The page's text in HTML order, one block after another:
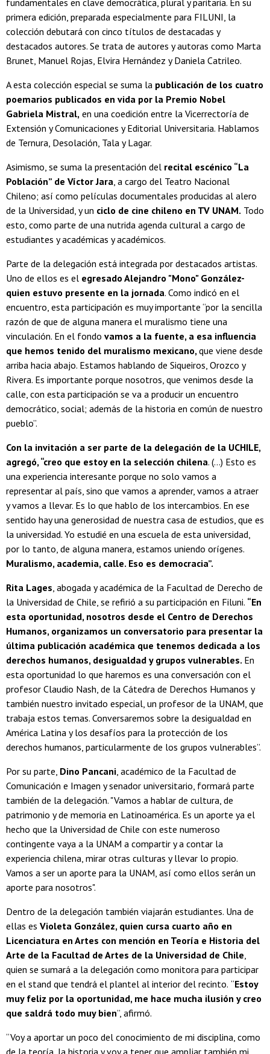
fundamentales en clave democrática, plural y paritaria. En su
primera edición, preparada especialmente para FILUNI, la
colección debutará con cinco títulos de destacadas y
destacados autores. Se trata de autores y autoras como Marta
Brunet, Manuel Rojas, Elvira Hernández y Daniela Catrileo.
A esta colección especial se suma la publicación de los cuatro
poemarios publicados en vida por la Premio Nobel
Gabriela Mistral, en una coedición entre la Vicerrectoría de
Extensión y Comunicaciones y Editorial Universitaria. Hablamos
de Ternura, Desolación, Tala y Lagar.
Asimismo, se suma la presentación del recital escénico “La
Población” de Víctor Jara, a cargo del Teatro Nacional
Chileno; así como películas documentales producidas al alero
de la Universidad, y un ciclo de cine chileno en TV UNAM. Todo
esto, como parte de una nutrida agenda cultural a cargo de
estudiantes y académicas y académicos.
Parte de la delegación está integrada por destacados artistas.
Uno de ellos es el egresado Alejandro "Mono" González-
quien estuvo presente en la jornada. Como indicó en el
encuentro, esta participación es muy importante “por la sencilla
razón de que de alguna manera el muralismo tiene una
vinculación. En el fondo vamos a la fuente, a esa influencia
que hemos tenido del muralismo mexicano,que viene desde
arriba hacia abajo. Estamos hablando de Siqueiros, Orozco y
Rivera. Es importante porque nosotros, que venimos desde la
calle, con esta participación se va a producir un encuentro
democrático, social; además de la historia en común de nuestro
pueblo”.
Con la invitación a ser parte de la delegación de la UCHILE,
agregó, “creo que estoy en la selección chilena. (...) Esto es
una experiencia interesante porque no solo vamos a
representar al país, sino que vamos a aprender, vamos a atraer
y vamos a llevar. Es lo que hablo de los intercambios. En ese
sentido hay una generosidad de nuestra casa de estudios, que es
la universidad. Yo estudié en una escuela de esta universidad,
por lo tanto, de alguna manera, estamos uniendo orígenes.
Muralismo, academia, calle. Eso es democracia”.
Rita Lages, abogada y académica de la Facultad de Derecho de
la Universidad de Chile, se refirió a su participación en Filuni. “En
esta oportunidad, nosotros desde el Centro de Derechos
Humanos, organizamos un conversatorio para presentar la
última publicación académica que tenemos dedicada a los
derechos humanos, desigualdad y grupos vulnerables. En
esta oportunidad lo que haremos es una conversación con el
profesor Claudio Nash, de la Cátedra de Derechos Humanos y
también nuestro invitado especial, un profesor de la UNAM, que
trabaja estos temas. Conversaremos sobre la desigualdad en
América Latina y los desafíos para la protección de los
derechos humanos, particularmente de los grupos vulnerables”.
Por su parte, Dino Pancani, académico de la Facultad de
Comunicación e Imagen y senador universitario, formará parte
también de la delegación. "Vamos a hablar de cultura, de
patrimonio y de memoria en Latinoamérica. Es un aporte ya el
hecho que la Universidad de Chile con este numeroso
contingente vaya a la UNAM a compartir y a contar la
experiencia chilena, mirar otras culturas y llevar lo propio.
Vamos a ser un aporte para la UNAM, así como ellos serán un
aporte para nosotros".
Dentro de la delegación también viajarán estudiantes. Una de
ellas es Violeta González, quien cursa cuarto año en
Licenciatura en Artes con mención en Teoría e Historia del
Arte de la Facultad de Artes de la Universidad de Chile,
quien se sumará a la delegación como monitora para participar
en el stand que tendrá el plantel al interior del recinto. “Estoy
muy feliz por la oportunidad, me hace mucha ilusión y creo
que saldrá todo muy bien”, afirmó.
“Voy a aportar un poco del conocimiento de mi disciplina, como